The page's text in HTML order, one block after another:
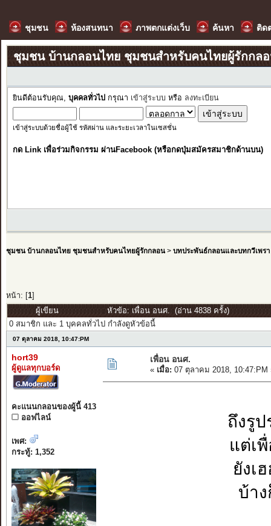
ชุมชน ห้องสนทนา ภาพตกแต่งเว็บ ค้นหา ติด
ชุมชน บ้านกลอนไทย ชุมชนสำหรับคนไทยผู้รักกล
ยินดีต้อนรับคุณ, บุคคลทั่วไป กรุณา เข้าสู่ระบบ หรือ ลงทะเบียน
เข้าสู่ระบบด้วยชื่อผู้ใช้ รหัสผ่าน และระยะเวลาในเซสชั่น
กด Link เพื่อร่วมกิจกรรม ผ่านFacebook (หรือกดปุ่มสมัครสมาชิกด้านบน)
ชุมชน บ้านกลอนไทย ชุมชนสำหรับคนไทยผู้รักกลอน> บทประพันธ์กลอนและบทกวีเพรา
หน้า: [ 1]
ผู้เขียน
หัวข้อ: เพื่อน อนศ. (อ่าน 4838 ครั้ง)
0 สมาชิก และ 1 บุคคลทั่วไป กำลังดูหัวข้อนี้
07 ตุลาคม 2018, 10:47:PM
hort39
ผู้ดูแลทุกบอร์ด
คะแนนกลอนของผู้นี้ 413
ออฟไลน์
เพศ:
กระทู้: 1,352
เพื่อน อนศ.
« เมื่อ: 07 ตุลาคม 2018, 10:47:PM
ถึงรูป
แต่เ
ยังเ
บ้า